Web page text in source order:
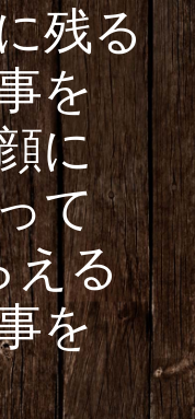
残る
を
に
て
える
を